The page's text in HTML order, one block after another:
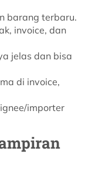
barang terbaru.
invoice, dan
jelas dan bisa
di invoice,
importer